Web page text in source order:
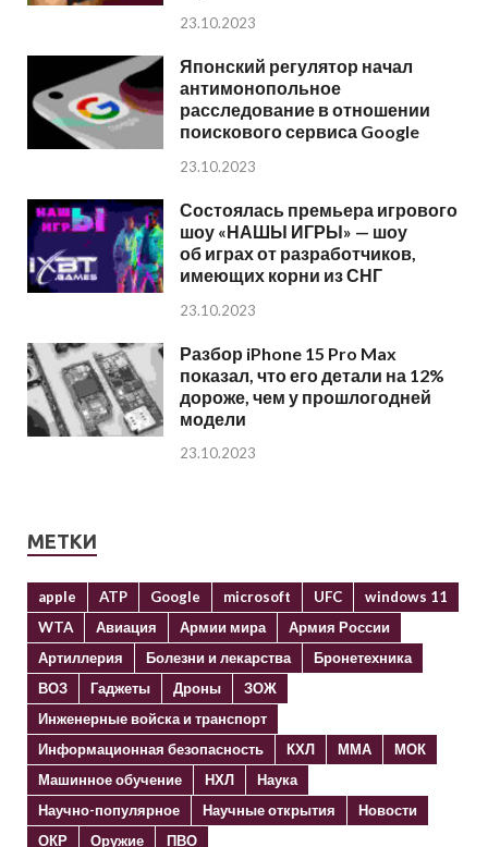
23.10.2023
Японский регулятор начал
антимонопольное
расследование в отношении
поискового сервиса Google
23.10.2023
Состоялась премьера игрового
шоу «НАШЫ ИГРЫ» — шоу
об играх от разработчиков,
имеющих корни из СНГ
23.10.2023
Разбор iPhone 15 Pro Max
показал, что его детали на 12%
дороже, чем у прошлогодней
модели
23.10.2023
МЕТКИ
apple ATP Google microsoft UFC
windows 11
WTA
Авиация Армии мира
Армия России
Артиллерия
Болезни и лекарства
Бронетехника
ВОЗ
Гаджеты Дроны
ЗОЖ
Инженерные войска и транспорт
Информационная безопасность
КХЛ ММА
МОК
Машинное обучение
НХЛ
Наука
Научно-популярное
Научные открытия
Новости
ОКР
Оружие
ПВО